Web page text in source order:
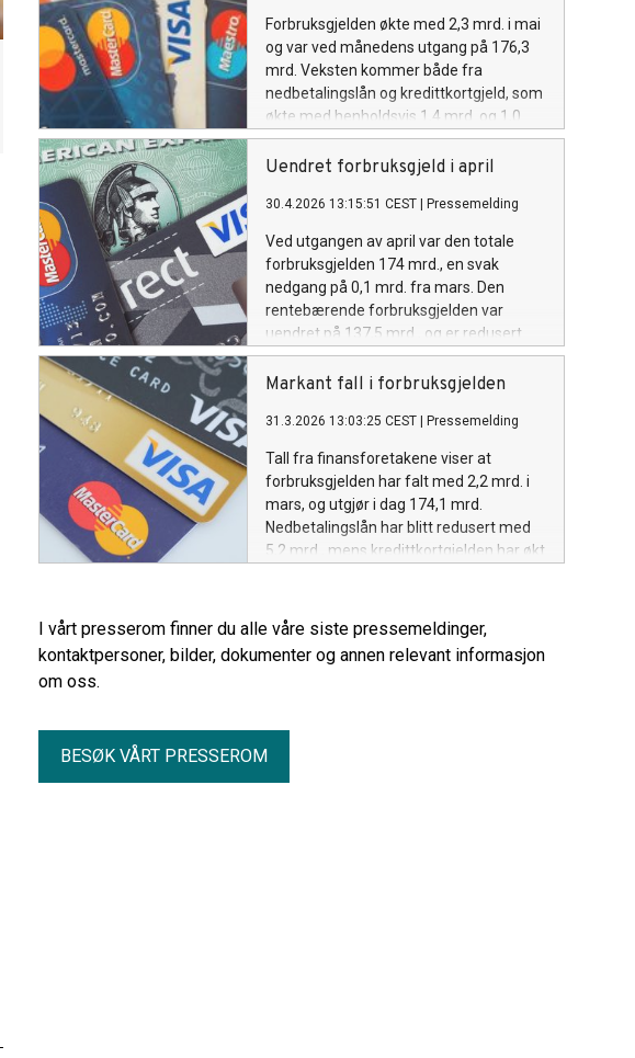
Forbruksgjelden økte med 2,3 mrd. i mai
og var ved månedens utgang på 176,3
mrd. Veksten kommer både fra
nedbetalingslån og kredittkortgjeld, som
økte med henholdsvis 1,4 mrd. og 1,0
mrd. Økningene skyldes høy bruk av
kredittkort og en del refinansiering av
nedbetalingslån.
Uendret forbruksgjeld i april
30.4.2026 13:15:51 CEST Pressemelding
Ved utgangen av april var den totale
forbruksgjelden 174 mrd., en svak
nedgang på 0,1 mrd. fra mars. Den
rentebærende forbruksgjelden var
uendret på 137,5 mrd., og er redusert
med 0,7 mrd. de siste tolv månedene.
Markant fall i forbruksgjelden
31.3.2026 13:03:25 CEST Pressemelding
Tall fra finansforetakene viser at
forbruksgjelden har falt med 2,2 mrd. i
mars, og utgjør i dag 174,1 mrd.
Nedbetalingslån har blitt redusert med
5,2 mrd., mens kredittkortgjelden har økt
rapporteringen fra en del finansforetak.
I vårt presserom finner du alle våre siste pressemeldinger,
kontaktpersoner, bilder, dokumenter og annen relevant informasjon
om oss.
BESØK VÅRT PRESSEROM